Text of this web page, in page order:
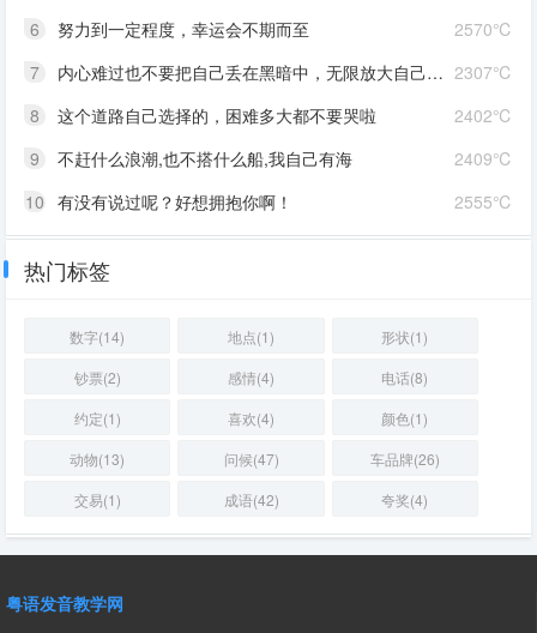
2570℃
6
努力到一定程度，幸运会不期而至
2307℃
7
内心难过也不要把自己丢在黑暗中，无限放大自己的情绪。按时睡觉，好好吃饭，洗个热乎的澡，喝甜甜的奶茶。看看长河落日，花朵树木，驱逐丧气再努力奔跑，生活到处是发光的星星。
2402℃
8
这个道路自己选择的，困难多大都不要哭啦
2409℃
9
不赶什么浪潮,也不搭什么船,我自己有海
2555℃
10 有没有说过呢？好想拥抱你啊！
热门标签
数字(14) 地点(1)
形状(1)
钞票(2)
感情(4)
电话(8)
约定(1)
喜欢(4)
颜色(1)
动物(13)
问候(47)
车品牌(26)
交易(1)
成语(42) 夸奖(4)
粤语发音教学网